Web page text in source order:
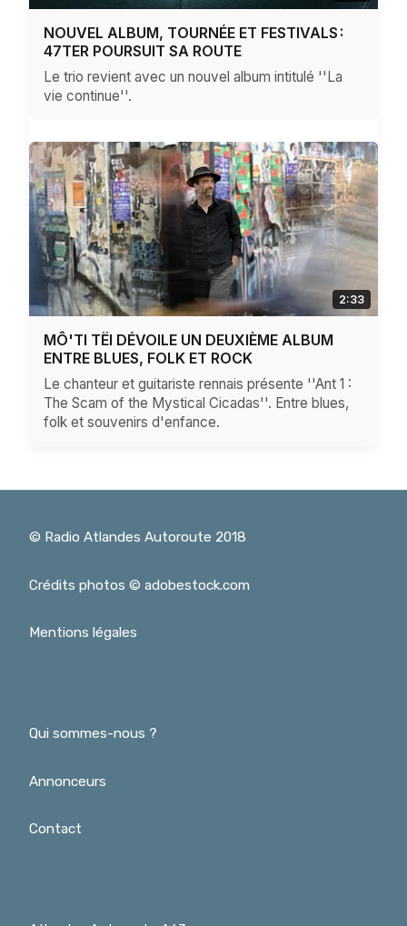
NOUVEL ALBUM, TOURNÉE ET FESTIVALS :
47TER POURSUIT SA ROUTE
Le trio revient avec un nouvel album intitulé ''La
vie continue''.
2:33
MÔ'TI TËI DÉVOILE UN DEUXIÈME ALBUM
ENTRE BLUES, FOLK ET ROCK
Le chanteur et guitariste rennais présente ''Ant 1 :
The Scam of the Mystical Cicadas''. Entre blues,
folk et souvenirs d'enfance.
© Radio Atlandes Autoroute 2018
Crédits photos © adobestock.com
Mentions légales
Qui sommes-nous ?
Annonceurs
Contact